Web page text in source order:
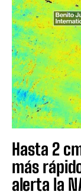
Hasta 2
más
alerta la